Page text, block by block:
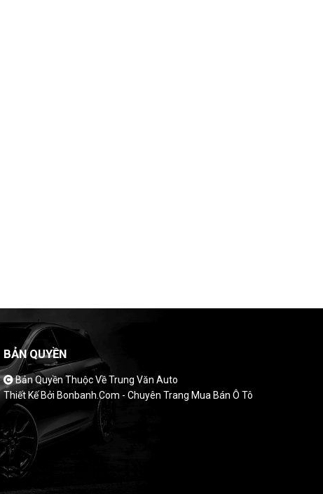
BẢN QUYỀN
Bản Quyền Thuộc Về Trung Văn Auto
Thiết Kế Bởi Bonbanh.com - Chuyên Trang Mua Bán Ô Tô